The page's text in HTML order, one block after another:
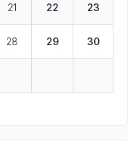
21 22 23
28 29 30